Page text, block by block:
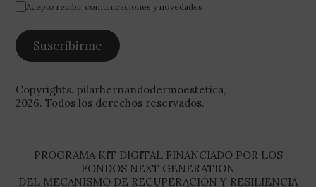
Acepto recibir comunicaciones y novedades
Copyrights. pilarhernandodermoestetica,
2026. Todos los derechos reservados.
PROGRAMA KIT DIGITAL FINANCIADO POR LOS
FONDOS NEXT GENERATION
DEL MECANISMO DE RECUPERACIÓN Y RESILIENCIA